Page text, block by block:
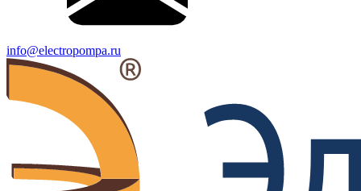
info@electropompa.ru